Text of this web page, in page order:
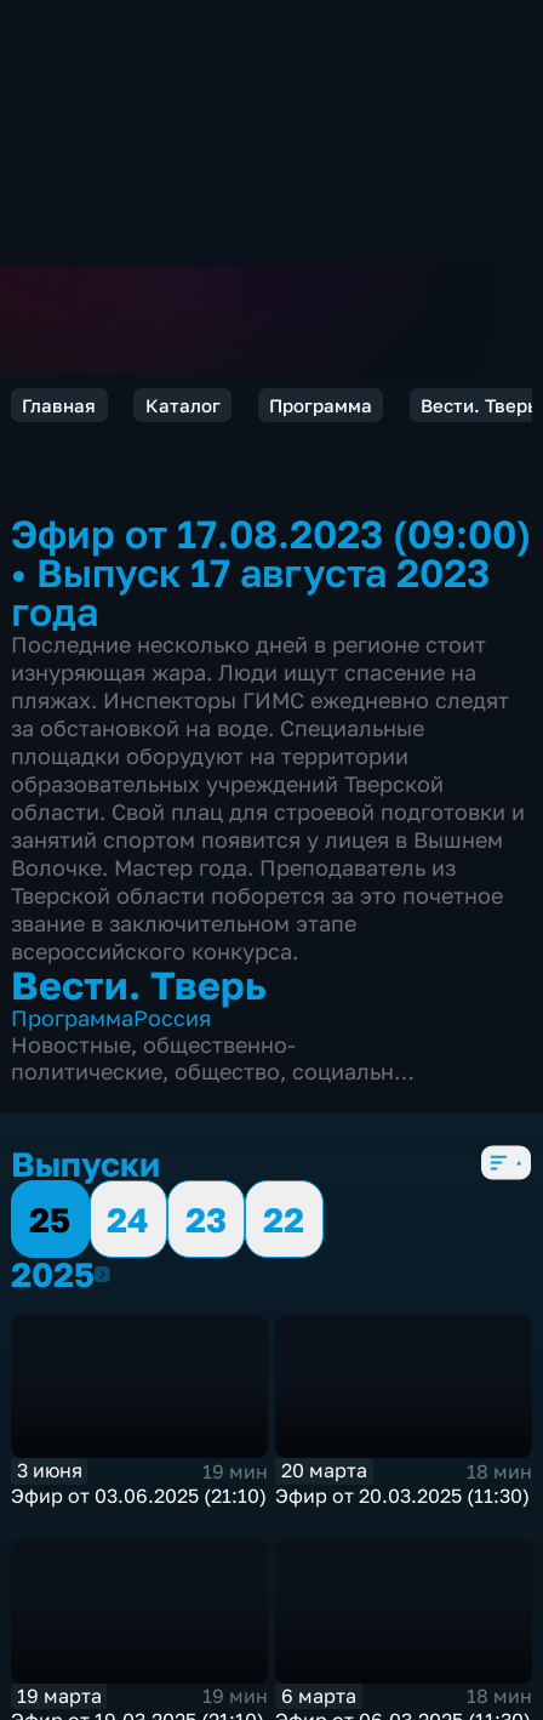
Главная Каталог Программа Вести. Тверь
Эфир от 17.08.2023 (09:00)
• Выпуск 17 августа 2023
года
Последние несколько дней в регионе стоит
изнуряющая жара. Люди ищут спасение на
пляжах. Инспекторы ГИМС ежедневно следят
за обстановкой на воде. Специальные
площадки оборудуют на территории
образовательных учреждений Тверской
области. Свой плац для строевой подготовки и
занятий спортом появится у лицея в Вышнем
Волочке. Мастер года. Преподаватель из
Тверской области поборется за это почетное
звание в заключительном этапе
всероссийского конкурса.
Вести. Тверь
ПрограммаРоссия
Новостные, общественно-
политические, общество, социально-
Выпуски
25
24 23
22
20252025
3 июня
19 мин
Эфир от 03.06.2025 (21:10)
20 марта
18 мин
Эфир от 20.03.2025 (11:30)
19 марта
19 мин
6 марта
18 мин